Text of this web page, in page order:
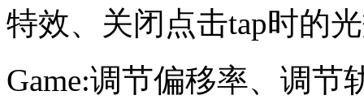
特效、关闭点击tap时的
Game:调节偏移率、调